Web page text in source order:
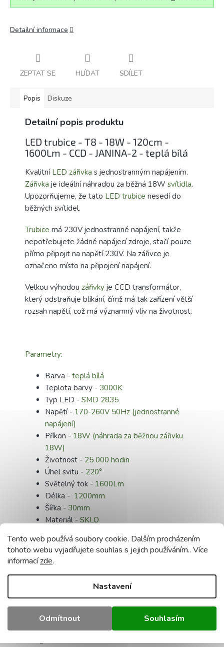
Tento web používá soubory cookie. Dalším procházením
tohoto webu vyjadřujete souhlas s jejich používáním.. Více
informacízde.
Nastavení
Odmítnout Souhlasím
Detailní informace
ZEPTAT SE HLÍDAT SDÍLET
Popis Diskuze
Detailní popis produktu
LED trubice - T8 - 18W - 120cm -
1600Lm - CCD - JANINA-2 - teplá bílá
Kvalitní LED zářivka s jednostranným napájením.
Zářivka je ideální náhradou za běžná 18W svítidla.
Upozorňujeme, že tato LED trubice nesedí do
běžných svítidel.
Trubice má 230V jednostranné napájení, takže
nepotřebujete žádné napájecí zdroje, stačí pouze
přímo připojit na napětí 230V. Na zářivce je
označeno místo na připojení napájení.
Velkou výhodou zářivky je CCD transformátor,
který odstraňuje blikání, čímž má tak zařízení větší
rozsah napětí, což má významný vliv na životnost.
Parametry:
Barva - teplá bílá
Teplota barvy - 3000K
Typ LED - SMD 2835
Napětí - 170-260V 50Hz (jednostranné
napájení)
Příkon - 18W (náhrada za běžnou zářivku
18W)
Životnost - 25 000 hodin
Úhel svitu - 220°
Světelný tok - 1600Lm
Délka - 1200mm
Šířka - 30mm
Materiál - SKLO
Stmívatelnost - NE
CRI -
CE, RoHS
Záruka -24 měsíců
Doplňkové parametry